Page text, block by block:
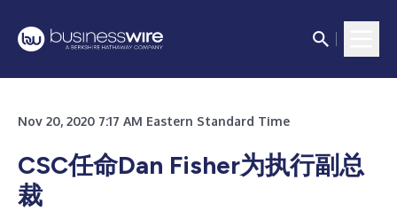
Nov 20, 2020 7:17 AM Eastern Standard Time
CSC任命Dan Fisher为执行副总
裁